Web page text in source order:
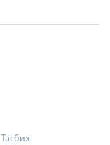
Тасбих